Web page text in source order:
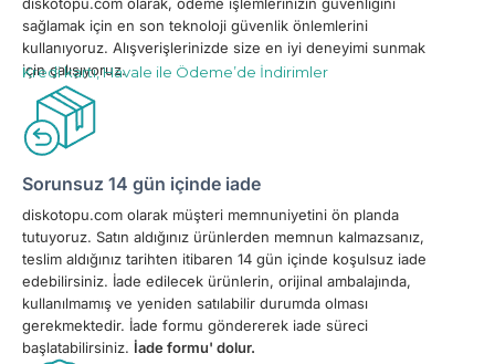
sağlamak için en son teknoloji güvenlik önlemlerini
kullanıyoruz. Alışverişlerinizde size en iyi deneyimi sunmak
için çalışıyoruz.
Kredi kartı, Havale ile Ödeme’de İndirimler
Sorunsuz 14 gün içinde iade
diskotopu.com olarak müşteri memnuniyetini ön planda
tutuyoruz. Satın aldığınız ürünlerden memnun kalmazsanız,
teslim aldığınız tarihten itibaren 14 gün içinde koşulsuz iade
edebilirsiniz. İade edilecek ürünlerin, orijinal ambalajında,
kullanılmamış ve yeniden satılabilir durumda olması
gerekmektedir. İade formu göndererek iade süreci
başlatabilirsiniz. İade formu' dolur.